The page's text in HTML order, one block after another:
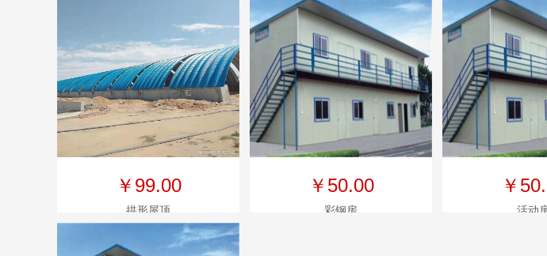
￥99.00
拱形屋顶
￥50.00
彩钢房
￥
活动